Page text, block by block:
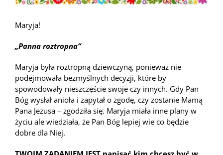
Maryja!
„Panna roztropna“
Maryja była roztropną dziewczyną, ponieważ nie
podejmowała bezmyślnych decyzji, które by
spowodowały nieszczęście swoje czy innych. Gdy Pan
Bóg wysłał anioła i zapytał o zgodę, czy zostanie Mamą
Pana Jezusa – zgodziła się. Maryja miała inne plany w
życiu ale wiedziała, że Pan Bóg lepiej wie co będzie
dobre dla Niej.